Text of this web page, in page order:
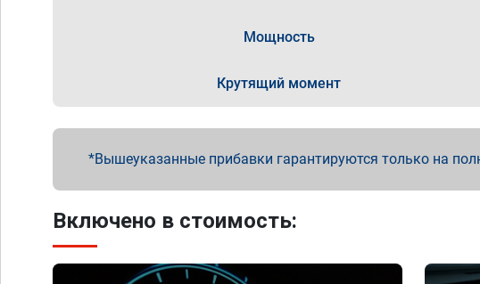
Мощность
Крутящий момент
Вышеуказанные прибавки гарантируются только на
Включено в стоимость: